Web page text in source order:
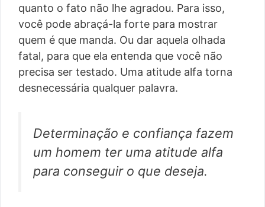
quanto o fato não lhe agradou. Para isso,
você pode abraçá-la forte para mostrar
quem é que manda. Ou dar aquela olhada
fatal, para que ela entenda que você não
precisa ser testado. Uma atitude alfa torna
desnecessária qualquer palavra.
Determinação e confiança fazem
um homem ter uma atitude alfa
para conseguir o que deseja.